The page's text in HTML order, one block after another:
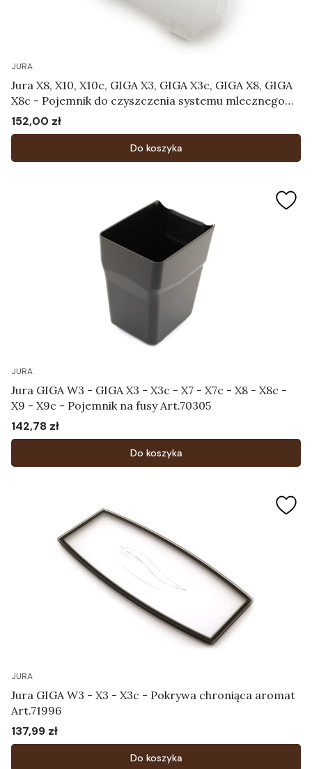
JURA
Jura X8, X10, X10c, GIGA X3, GIGA X3c, GIGA X8, GIGA
X8c - Pojemnik do czyszczenia systemu mlecznego
Art.73615
Cena
152,00 zł
Do koszyka
JURA
Jura GIGA W3 - GIGA X3 - X3c - X7 - X7c - X8 - X8c -
X9 - X9c - Pojemnik na fusy Art.70305
Cena
142,78 zł
Do koszyka
JURA
Jura GIGA W3 - X3 - X3c - Pokrywa chroniąca aromat
Art.71996
Cena
137,99 zł
Do koszyka